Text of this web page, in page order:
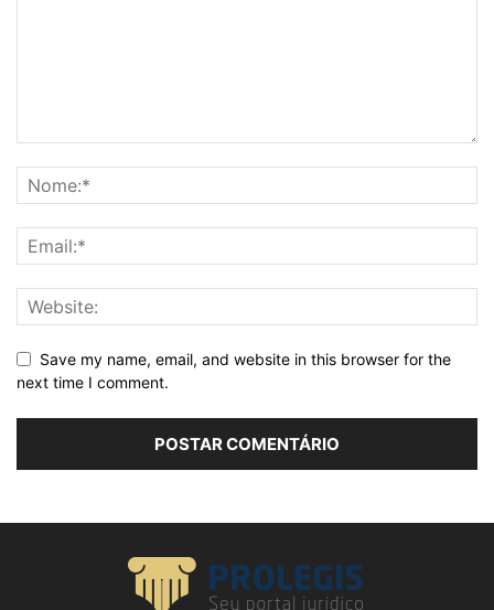
Save my name, email, and website in this browser for the
next time I comment.